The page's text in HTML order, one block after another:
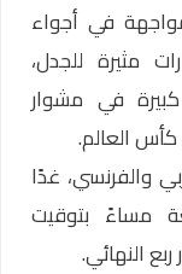
في أجواء
مثيرة للجدل،
في مشوار
العالم.
والفرنسي، غدًا
مساءً بتوقيت
النهائي.